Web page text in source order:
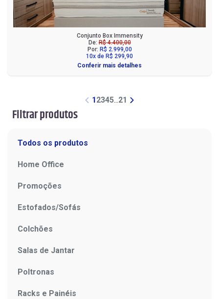
Filtrar produtos
Todos os produtos
Home Office
Promoções
Estofados/Sofás
Colchões
Salas de Jantar
Poltronas
Racks e Painéis
Conjunto Box Immensity
De:R$ 4.400,00
Por: R$ 2.999,00
10x de R$ 299,90
Conferir mais detalhes
1 2345...21